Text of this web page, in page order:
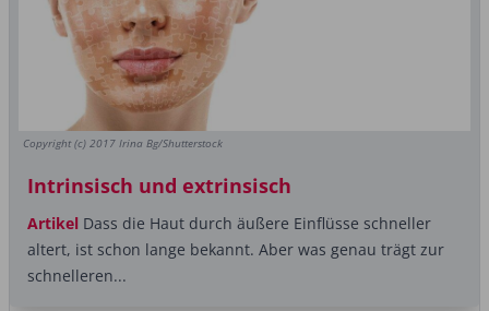
Copyright (c) 2017 Irina Bg/Shutterstock
Intrinsisch und extrinsisch
Artikel Dass die Haut durch äußere Einflüsse schneller
altert, ist schon lange bekannt. Aber was genau trägt zur
schnelleren...